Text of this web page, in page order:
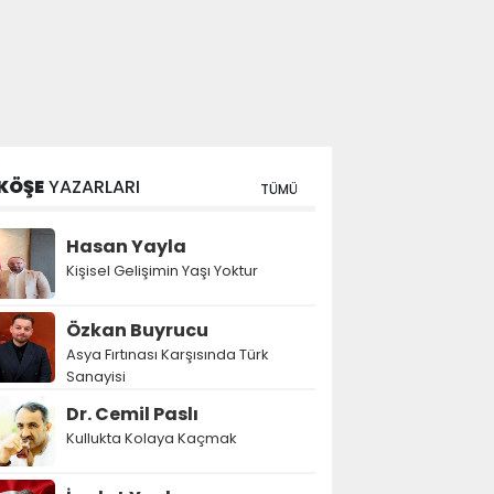
YAZARLARI TÜMÜ
Hasan Yayla
Kişisel Gelişimin Yaşı Yoktur
Özkan Buyrucu
Asya Fırtınası Karşısında Türk
Sanayisi
Dr. Cemil Paslı
Kullukta Kolaya Kaçmak